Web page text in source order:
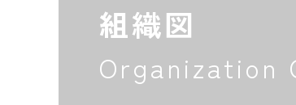
組織図
Organization